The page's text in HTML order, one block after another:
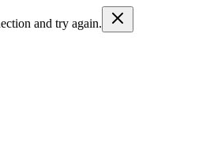
and try again.